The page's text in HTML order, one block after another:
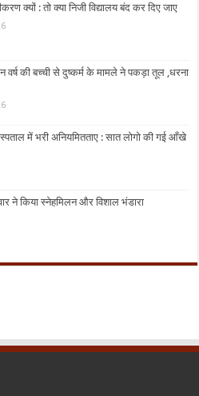
क्यों : तो क्या निजी विद्यालय बंद कर दिए जाए
वर्ष की बच्ची से दुष्कर्म के मामले ने पकड़ा तूल ,धरना
में भरी अनियमितताए : सात लोगो की गई आँखे
ने किया स्नेहमिलन और विशाल भंडारा